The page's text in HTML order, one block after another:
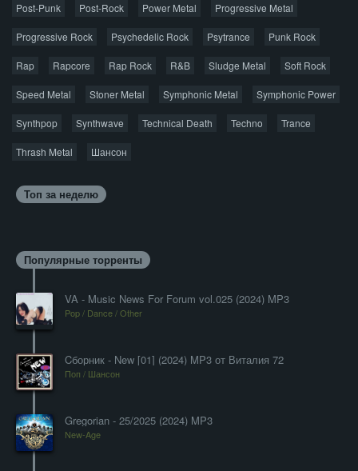
Post-Punk Post-Rock Power Metal Progressive Metal
Progressive Rock Psychedelic Rock Psytrance Punk Rock
Rap Rapcore Rap Rock R&B Sludge Metal Soft Rock
Speed Metal Stoner Metal Symphonic Metal Symphonic Power
Synthpop Synthwave Technical Death Techno Trance
Thrash Metal Шансон
Топ за неделю
Популярные торренты
VA - Music News For Forum vol.025 (2024) MP3
Pop / Dance / Other
Cборник - New [01] (2024) MP3 от Виталия 72
Поп / Шансон
Gregorian - 25/2025 (2024) MP3
New-Age